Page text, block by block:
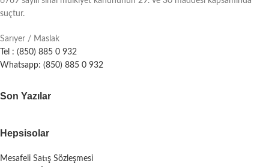
suçtur.
Sarıyer / Maslak
Tel : (850) 885 0 932
Whatsapp: (850) 885 0 932
Son Yazılar
Hepsisolar
Mesafeli Satış Sözleşmesi